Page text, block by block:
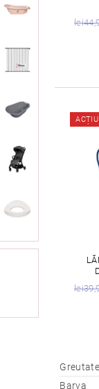
Greutate
Barva